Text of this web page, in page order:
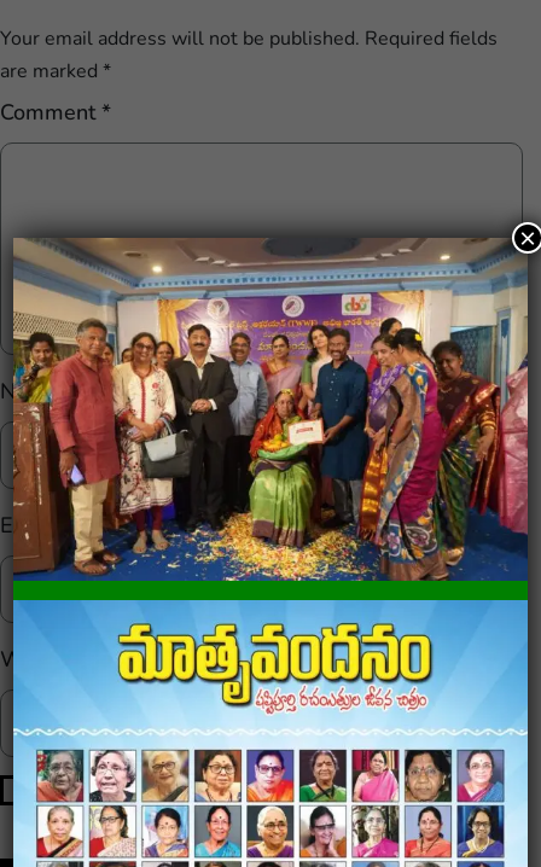
Your email address will not be published. Required fields
are marked *
Comment*
Name*
Email *
Website
Save my name, email, and website in this browser for
the next time I comment.
×